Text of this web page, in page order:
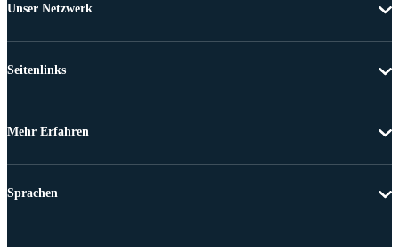
Unser Netzwerk
Seitenlinks
Mehr Erfahren
Sprachen